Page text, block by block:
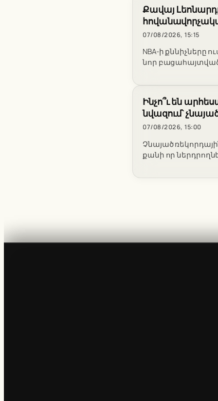
Քավայ
07/08/2026, 15:15
NBA-ի քննիչները
նոր
Ինչո՞ւ են
նվազում՝
07/08/2026, 15:00
Չնայած
քանի որ